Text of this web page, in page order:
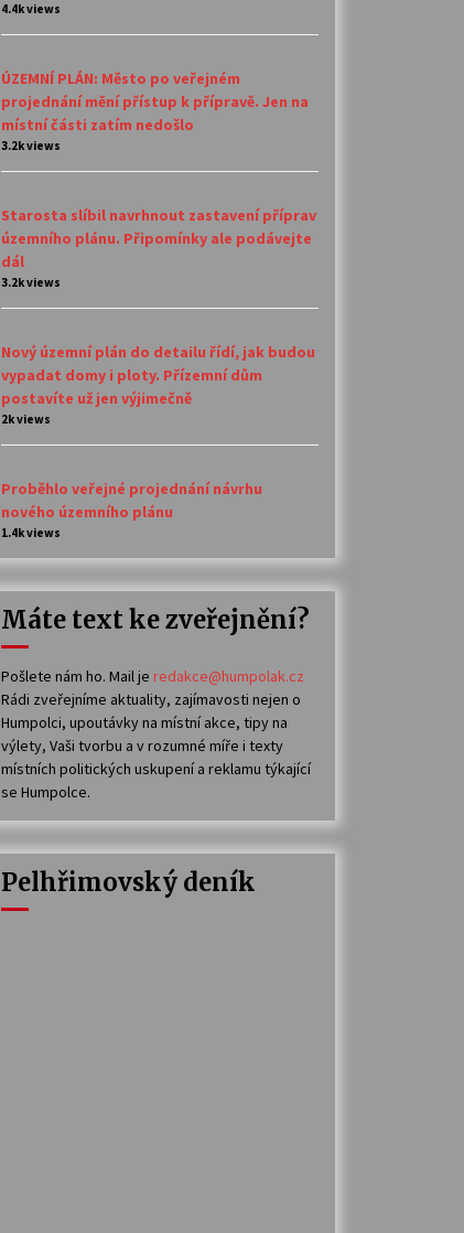
4.4k views
ÚZEMNÍ PLÁN: Město po veřejném
projednání mění přístup k přípravě. Jen na
místní části zatím nedošlo
3.2k views
Starosta slíbil navrhnout zastavení příprav
územního plánu. Připomínky ale podávejte
dál
3.2k views
Nový územní plán do detailu řídí, jak budou
vypadat domy i ploty. Přízemní dům
postavíte už jen výjimečně
2k views
Proběhlo veřejné projednání návrhu
nového územního plánu
1.4k views
Máte text ke zveřejnění?
Pošlete nám ho. Mail je redakce@humpolak.cz
Rádi zveřejníme aktuality, zajímavosti nejen o
Humpolci, upoutávky na místní akce, tipy na
výlety, Vaši tvorbu a v rozumné míře i texty
místních politických uskupení a reklamu týkající
se Humpolce.
Pelhřimovský deník